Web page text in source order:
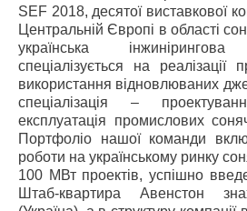
SEF 2018, десятої виставкової
Центральній Європі в області
українська
спеціалізується на реалізації
використання відновлюваних
спеціалізація –
експлуатація промислових
Портфоліо нашої команди
роботи на українському ринку
100 МВт проектів, успішно
Штаб-квартира Авенстон